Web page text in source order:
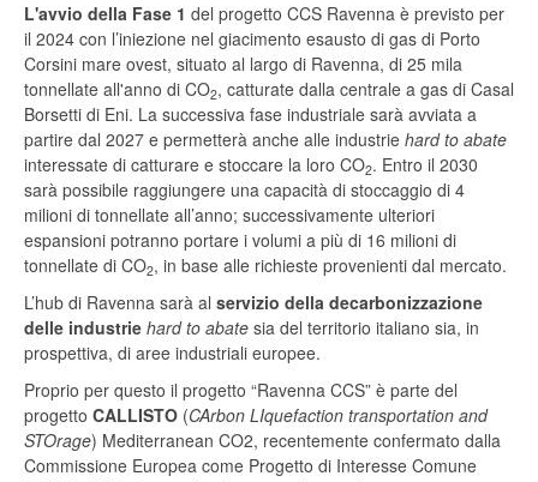
L'avvio della Fase 1 del progetto CCS Ravenna è previsto per
il 2024 con l’iniezione nel giacimento esausto di gas di Porto
Corsini mare ovest, situato al largo di Ravenna, di 25 mila
tonnellate all'anno di CO2, catturate dalla centrale a gas di Casal
Borsetti di Eni. La successiva fase industriale sarà avviata a
partire dal 2027 e permetterà anche alle industrie hard to abate
interessate di catturare e stoccare la loro CO2. Entro il 2030
sarà possibile raggiungere una capacità di stoccaggio di 4
milioni di tonnellate all’anno; successivamente ulteriori
espansioni potranno portare i volumi a più di 16 milioni di
tonnellate di CO2, in base alle richieste provenienti dal mercato.
L’hub di Ravenna sarà al servizio della decarbonizzazione
delle industrie hard to abate sia del territorio italiano sia, in
prospettiva, di aree industriali europee.
Proprio per questo il progetto “Ravenna CCS” è parte del
progetto CALLISTO (CArbon LIquefaction transportation and
STOrage) Mediterranean CO2, recentemente confermato dalla
Commissione Europea come Progetto di Interesse Comune